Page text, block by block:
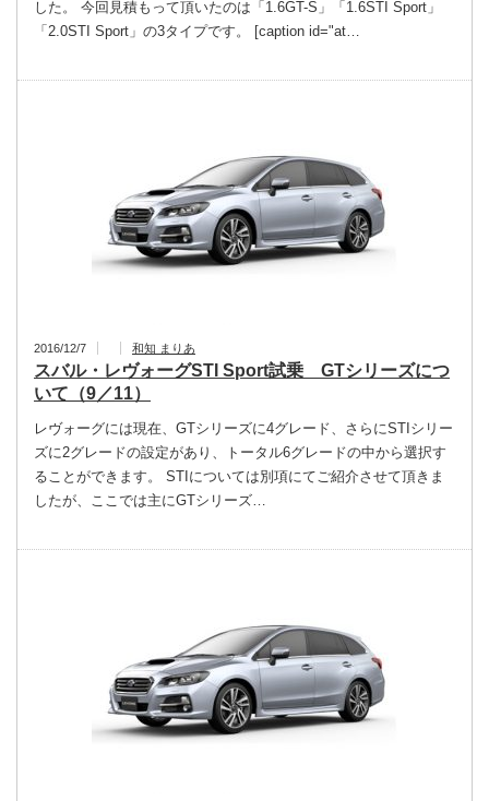
した。 今回見積もって頂いたのは「1.6GT-S」「1.6STI Sport」
「2.0STI Sport」の3タイプです。 [caption id="at…
2016/12/7 和知 まりあ
スバル・レヴォーグSTI Sport試乗 GTシリーズにつ
いて（9／11）
レヴォーグには現在、GTシリーズに4グレード、さらにSTIシリー
ズに2グレードの設定があり、トータル6グレードの中から選択す
ることができます。 STIについては別項にてご紹介させて頂きま
したが、ここでは主にGTシリーズ…